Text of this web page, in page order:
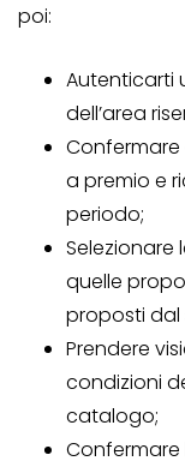
poi:
Autenticarti
dell’area
Confermare
a premio e
periodo;
Selezionare
quelle
proposti dal
Prendere
condizioni
catalogo;